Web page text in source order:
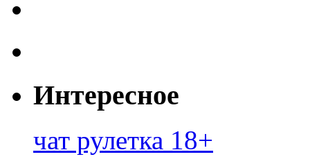
Интересное
чат рулетка 18+